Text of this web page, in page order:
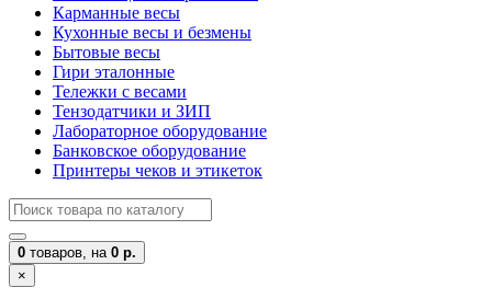
Карманные весы
Кухонные весы и безмены
Бытовые весы
Гири эталонные
Тележки с весами
Тензодатчики и ЗИП
Лабораторное оборудование
Банковское оборудование
Принтеры чеков и этикеток
0 товаров, на 0 р.
×